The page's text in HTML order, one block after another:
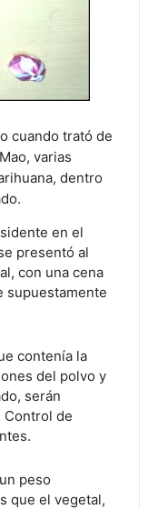
cuando trató de
varias
dentro
en el
presentó al
con una cena
supuestamente
contenía la
del polvo y
serán
Control de
peso
que el vegetal,